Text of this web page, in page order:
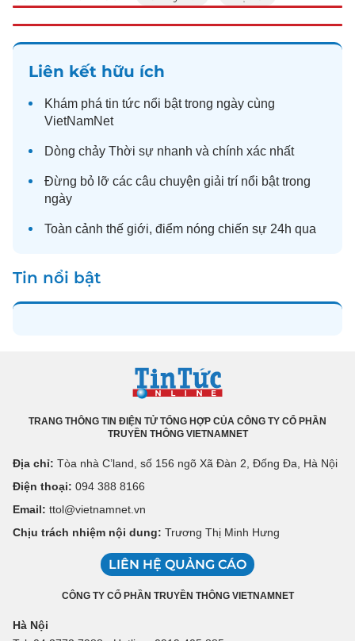
Liên kết hữu ích
Khám phá tin tức nổi bật trong ngày cùng
VietNamNet
Dòng chảy Thời sự nhanh và chính xác nhất
Đừng bỏ lỡ các câu chuyện giải trí nổi bật trong
ngày
Toàn cảnh thế giới, điểm nóng chiến sự 24h qua
Tin nổi bật
TRANG THÔNG TIN ĐIỆN TỬ TỔNG HỢP CỦA CÔNG TY CỔ PHẦN
TRUYỀN THÔNG VIETNAMNET
Địa chỉ: Tòa nhà C’land, số 156 ngõ Xã Đàn 2, Đống Đa, Hà Nội
Điện thoại: 094 388 8166
Email: ttol@vietnamnet.vn
Chịu trách nhiệm nội dung: Trương Thị Minh Hưng
LIÊN HỆ QUẢNG CÁO
CÔNG TY CỔ PHẦN TRUYỀN THÔNG VIETNAMNET
Hà Nội